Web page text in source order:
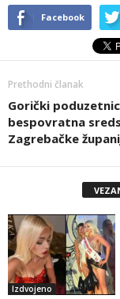
Facebook
Prethodni članak
Gorički
bespovratna
Zagrebačke
Izdvojeno